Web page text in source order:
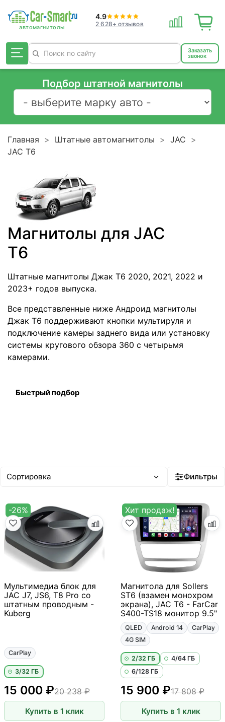
4.9
2 628+ отзывов
Заказать
звонок
Подбор штатной магнитолы
Главная Штатные автомагнитолы
JAC
JAC T6
Магнитолы для JAC
T6
Штатные магнитолы Джак Т6 2020, 2021, 2022 и
2023+ годов выпуска.
Все представленные ниже Андроид магнитолы
Джак Т6 поддерживают кнопки мультируля и
подключение камеры заднего вида или установку
системы кругового обзора 360 с четырьмя
камерами.
Быстрый подбор
Фильтры
-26%
Мультимедиа блок для
JAC J7, JS6, T8 Pro со
штатным проводным -
Kuberg
CarPlay
3/32 ГБ
20 238 ₽
15 000 ₽
Купить в 1 клик
Хит продаж!
Магнитола для Sollers
ST6 (взамен монохром
экрана), JAC T6 - FarCar
S400-TS18 монитор 9.5"
QLED Android 14
CarPlay
4G SIM
2/32 ГБ
4/64 ГБ
6/128 ГБ
15 900 ₽17 808 ₽
Купить в 1 клик